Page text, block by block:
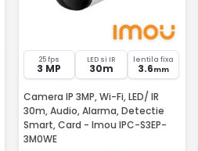
25 fps
3 MP
LED si IR
30m
lentila fixa
3.6mm
Camera IP 3MP, Wi-Fi, LED/ IR
30m, Audio, Alarma, Detectie
Smart, Card - Imou IPC-S3EP-
3M0WE